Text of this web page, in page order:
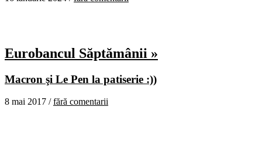
Eurobancul Săptămânii »
Macron şi Le Pen la patiserie :))
8 mai 2017 /fără comentarii